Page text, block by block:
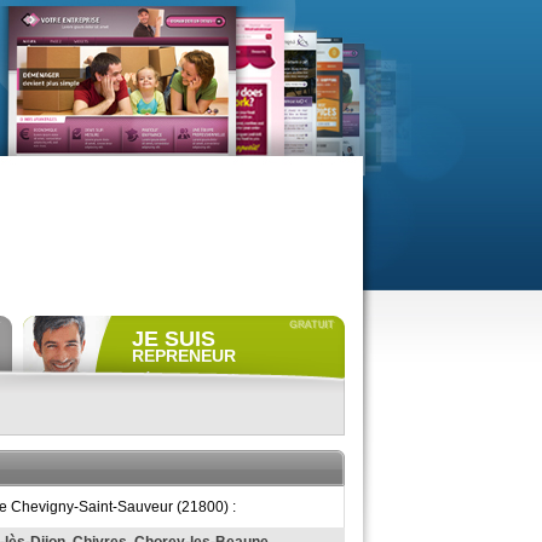
JE SUIS
REPRENEUR
Déposer gratuitementune
ACCÈS REPRENEUR
Chevigny-Saint-Sauveur (21800) :